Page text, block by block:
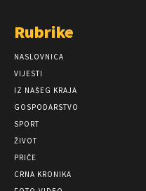
Rubrike
NASLOVNICA
VIJESTI
IZ NAŠEG KRAJA
GOSPODARSTVO
SPORT
ŽIVOT
PRIČE
CRNA KRONIKA